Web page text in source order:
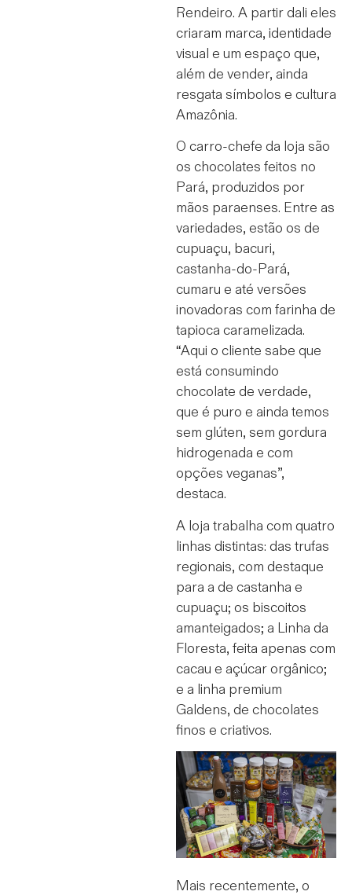
Rendeiro. A partir dali eles
criaram marca, identidade
visual e um espaço que,
além de vender, ainda
resgata símbolos e cultura
Amazônia.
O carro-chefe da loja são
os chocolates feitos no
Pará, produzidos por
mãos paraenses. Entre as
variedades, estão os de
cupuaçu, bacuri,
castanha-do-Pará,
cumaru e até versões
inovadoras com farinha de
tapioca caramelizada.
“Aqui o cliente sabe que
está consumindo
chocolate de verdade,
que é puro e ainda temos
sem glúten, sem gordura
hidrogenada e com
opções veganas”,
destaca.
A loja trabalha com quatro
linhas distintas: das trufas
regionais, com destaque
para a de castanha e
cupuaçu; os biscoitos
amanteigados; a Linha da
Floresta, feita apenas com
cacau e açúcar orgânico;
e a linha premium
Galdens, de chocolates
finos e criativos.
Mais recentemente, o